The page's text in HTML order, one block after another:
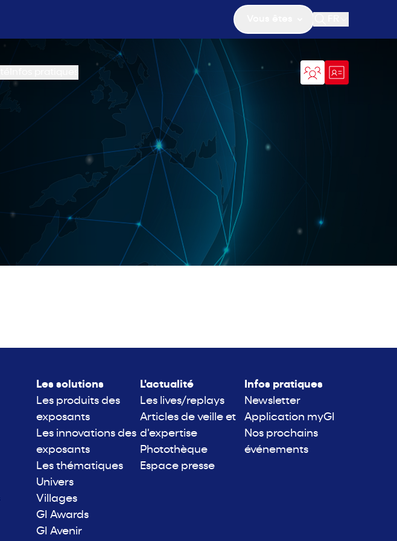
Ouvrir la
Les solutions
Les produits des
exposants
Les innovations des
exposants
Les thématiques
Univers
Villages
GI Awards
GI Avenir
L'actualité
Les lives/replays
Articles de veille et
d'expertise
Photothèque
Espace presse
Infos pratiques
Newsletter
Application myGI
Nos prochains
événements